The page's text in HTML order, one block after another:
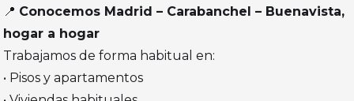
📍 Conocemos Madrid – Carabanchel – Buenavista,
hogar a hogar
Trabajamos de forma habitual en:
• Pisos y apartamentos